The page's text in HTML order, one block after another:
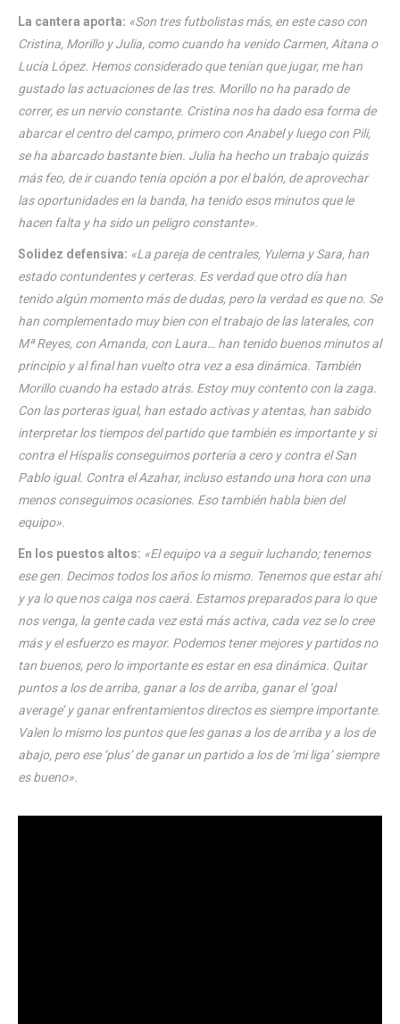
La cantera aporta: «Son tres futbolistas más, en este caso con
Cristina, Morillo y Julia, como cuando ha venido Carmen, Aitana o
Lucía López. Hemos considerado que tenían que jugar, me han
gustado las actuaciones de las tres. Morillo no ha parado de
correr, es un nervio constante. Cristina nos ha dado esa forma de
abarcar el centro del campo, primero con Anabel y luego con Pili,
se ha abarcado bastante bien. Julia ha hecho un trabajo quizás
más feo, de ir cuando tenía opción a por el balón, de aprovechar
las oportunidades en la banda, ha tenido esos minutos que le
hacen falta y ha sido un peligro constante».
Solidez defensiva: «La pareja de centrales, Yulema y Sara, han
estado contundentes y certeras. Es verdad que otro día han
tenido algún momento más de dudas, pero la verdad es que no. Se
han complementado muy bien con el trabajo de las laterales, con
Mª Reyes, con Amanda, con Laura… han tenido buenos minutos al
principio y al final han vuelto otra vez a esa dinámica. También
Morillo cuando ha estado atrás. Estoy muy contento con la zaga.
Con las porteras igual, han estado activas y atentas, han sabido
interpretar los tiempos del partido que también es importante y si
contra el Híspalis conseguimos portería a cero y contra el San
Pablo igual. Contra el Azahar, incluso estando una hora con una
menos conseguimos ocasiones. Eso también habla bien del
equipo».
En los puestos altos: «El equipo va a seguir luchando; tenemos
ese gen. Decimos todos los años lo mismo. Tenemos que estar ahí
y ya lo que nos caiga nos caerá. Estamos preparados para lo que
nos venga, la gente cada vez está más activa, cada vez se lo cree
más y el esfuerzo es mayor. Podemos tener mejores y partidos no
tan buenos, pero lo importante es estar en esa dinámica. Quitar
puntos a los de arriba, ganar a los de arriba, ganar el ‘goal
average’ y ganar enfrentamientos directos es siempre importante.
Valen lo mismo los puntos que les ganas a los de arriba y a los de
abajo, pero ese ‘plus’ de ganar un partido a los de ‘mi liga’ siempre
es bueno».